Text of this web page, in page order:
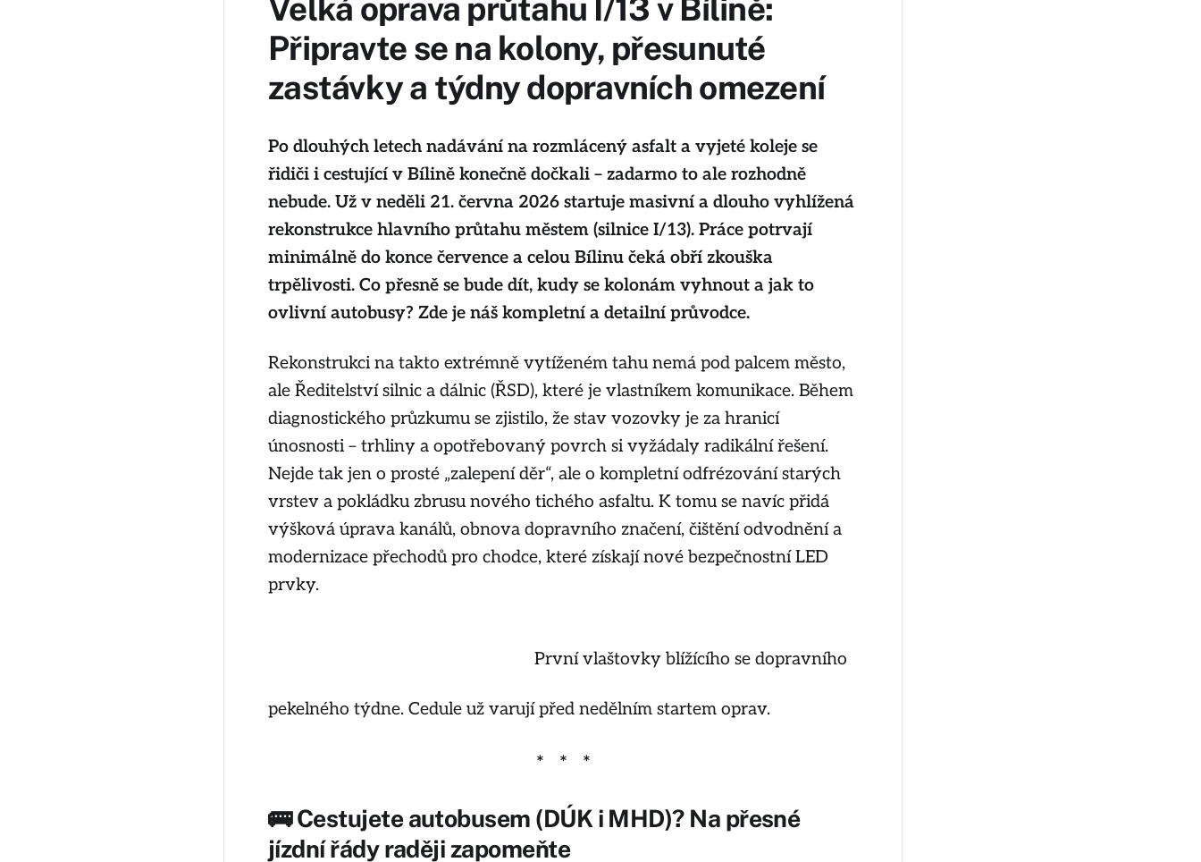
Velká oprava průtahu I/13 v Bílině:
Připravte se na kolony, přesunuté
zastávky a týdny dopravních omezení
Po dlouhých letech nadávání na rozmlácený asfalt a vyjeté koleje se
řidiči i cestující v Bílině konečně dočkali – zadarmo to ale rozhodně
nebude. Už v neděli 21. června 2026 startuje masivní a dlouho vyhlížená
rekonstrukce hlavního průtahu městem (silnice I/13). Práce potrvají
minimálně do konce července a celou Bílinu čeká obří zkouška
trpělivosti. Co přesně se bude dít, kudy se kolonám vyhnout a jak to
ovlivní autobusy? Zde je náš kompletní a detailní průvodce.
Rekonstrukci na takto extrémně vytíženém tahu nemá pod palcem město,
ale Ředitelství silnic a dálnic (ŘSD), které je vlastníkem komunikace. Během
diagnostického průzkumu se zjistilo, že stav vozovky je za hranicí
únosnosti – trhliny a opotřebovaný povrch si vyžádaly radikální řešení.
Nejde tak jen o prosté „zalepení děr“, ale o kompletní odfrézování starých
vrstev a pokládku zbrusu nového tichého asfaltu. K tomu se navíc přidá
výšková úprava kanálů, obnova dopravního značení, čištění odvodnění a
modernizace přechodů pro chodce, které získají nové bezpečnostní LED
prvky.
První vlaštovky blížícího se dopravního
pekelného týdne. Cedule už varují před nedělním startem oprav.
🚌 Cestujete autobusem (DÚK i MHD)? Na přesné
jízdní řády raději zapomeňte